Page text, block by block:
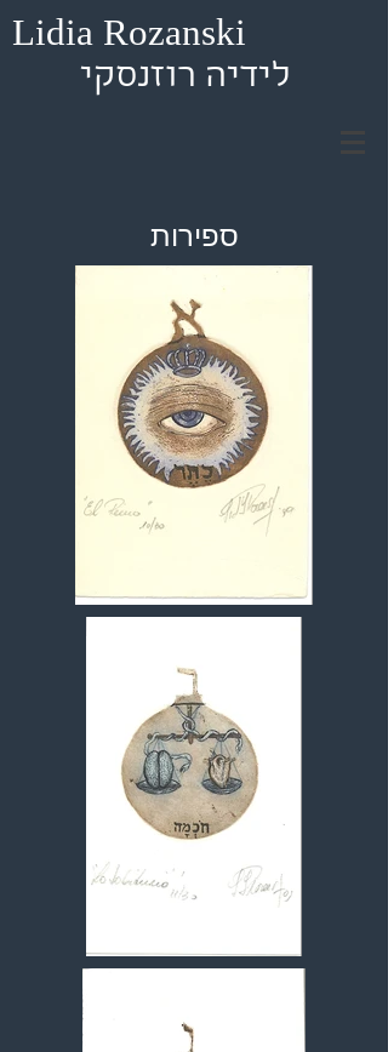
Lidia Rozanski
לידיה רוזנסקי
ספירות